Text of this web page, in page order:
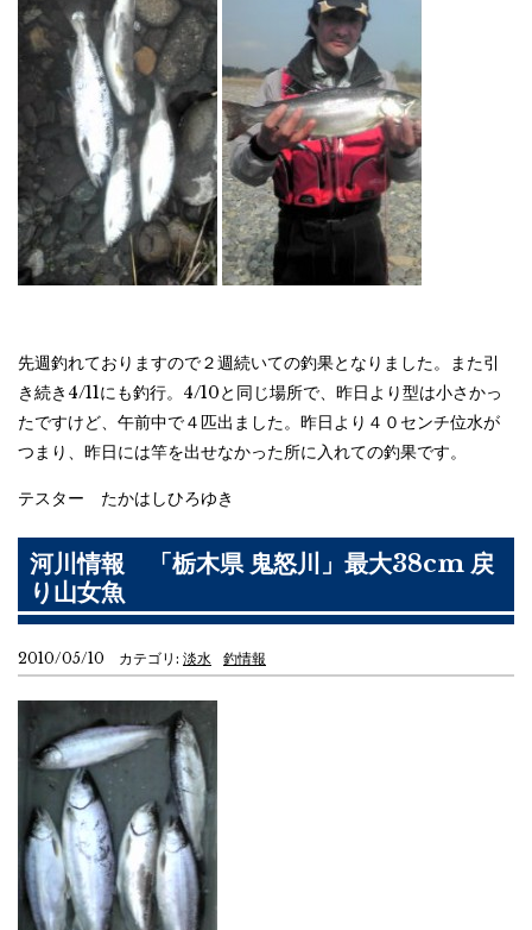
先週釣れておりますので２週続いての釣果となりました。また引
き続き4/11にも釣行。4/10と同じ場所で、昨日より型は小さかっ
たですけど、午前中で４匹出ました。昨日より４０センチ位水が
つまり、昨日には竿を出せなかった所に入れての釣果です。
テスター たかはしひろゆき
河川情報 「栃木県 鬼怒川」最大38cm 戻
り山女魚
2010/05/10 カテゴリ: 淡水 釣情報